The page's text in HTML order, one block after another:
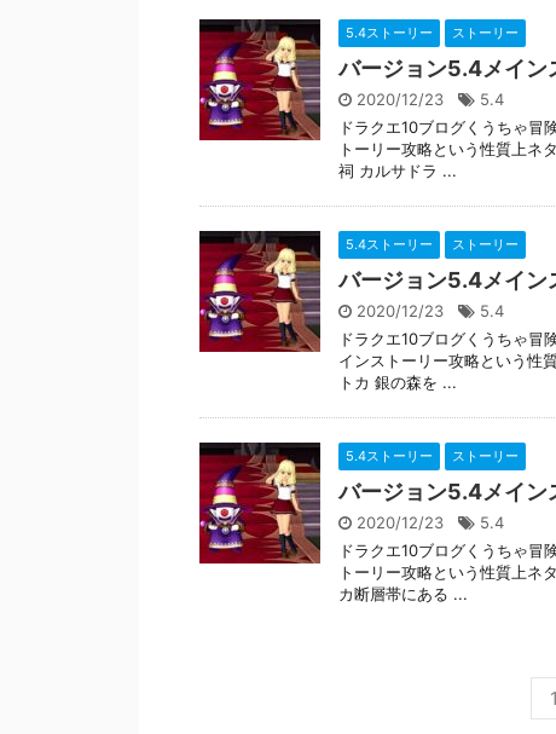
5.4ストーリー ストーリー
バージョン5.4メイン
2020/12/23
5.4
ドラクエ10ブログくうちゃ冒
トーリー攻略という性質上ネ
祠 カルサドラ ...
5.4ストーリー ストーリー
バージョン5.4メイン
2020/12/23
5.4
ドラクエ10ブログくうちゃ冒
インストーリー攻略という性
トカ 銀の森を ...
5.4ストーリー ストーリー
バージョン5.4メイン
2020/12/23
5.4
ドラクエ10ブログくうちゃ冒
トーリー攻略という性質上ネ
カ断層帯にある ...
1